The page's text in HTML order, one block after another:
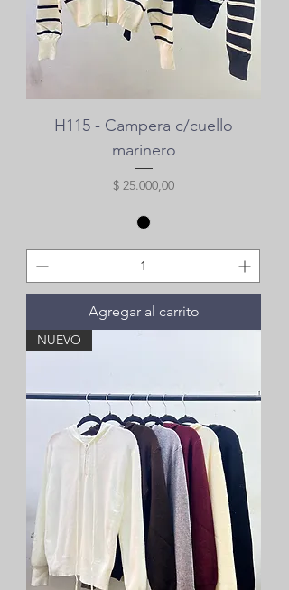
H115 - Campera c/cuello
marinero
Precio
$ 25.000,00
Agregar al carrito
NUEVO